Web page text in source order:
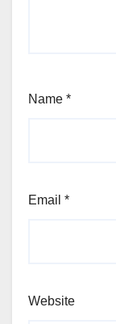
Name *
Email *
Website